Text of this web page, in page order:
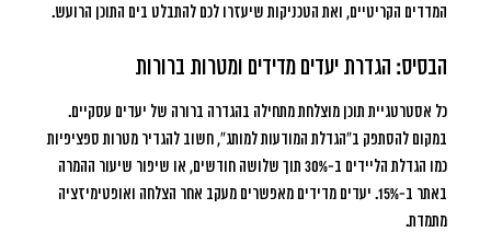
המדדים הקריטיים, ואת הטכניקות שיעזרו לכם להתבלט בים התוכן הרועש.
הבסיס: הגדרת יעדים מדידים ומטרות ברורות
כל אסטרטגיית תוכן מוצלחת מתחילה בהגדרה ברורה של יעדים עסקיים.
במקום להסתפק ב”הגדלת המודעות למותג”, חשוב להגדיר מטרות ספציפיות
כמו הגדלת הליידים ב-30% תוך שלושה חודשים, או שיפור שיעור ההמרה
באתר ב-15%. יעדים מדידים מאפשרים מעקב אחר הצלחה ואופטימיזציה
מתמדת.